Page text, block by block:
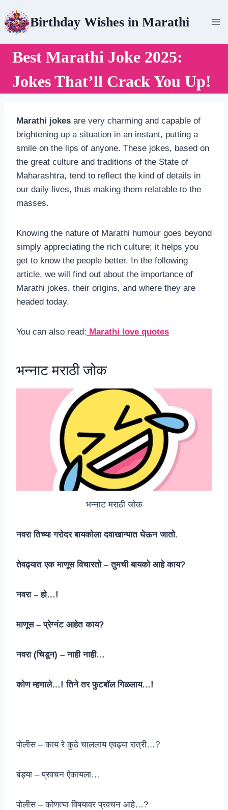
to
content
Birthday Wishes in Marathi
Best Marathi Joke 2025:
Jokes That’ll Crack You Up!
Marathi jokes are very charming and capable of
brightening up a situation in an instant, putting a
smile on the lips of anyone. These jokes, based on
the great culture and traditions of the State of
Maharashtra, tend to reflect the kind of details in
our daily lives, thus making them relatable to the
masses.
Knowing the nature of Marathi humour goes beyond
simply appreciating the rich culture; it helps you
get to know the people better. In the following
article, we will find out about the importance of
Marathi jokes, their origins, and where they are
headed today.
You can also read: Marathi love quotes
भन्नाट मराठी जोक
भन्नाट मराठी जोक
नवरा तिच्या गरोदर बायकोला दवाखान्यात घेऊन जातो.
तेवढ्यात एक माणूस विचारतो – तुमची बायको आहे काय?
नवरा – हो…!
माणूस – प्रेग्नंट आहेत काय?
नवरा (चिडून) – नाही नाही…
कोण म्हणाले…! तिने तर फुटबॉल गिळलाय…!
पोलीस – काय रे कुठे चाललाय एवढ्या रात्री…?
बंड्या – प्रवचन ऐकायला…
पोलीस – कोणत्या विषयावर प्रवचन आहे…?